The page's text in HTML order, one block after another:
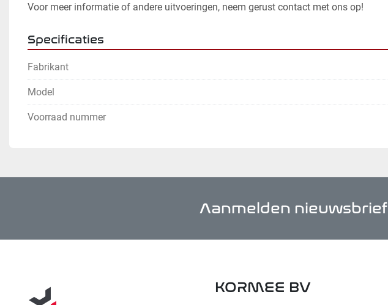
Voor meer informatie of andere uitvoeringen, neem gerust contact met ons op!
Specificaties
Fabrikant
Model
Voorraad nummer
Aanmelden nieuwsbrief
KORMEE BV